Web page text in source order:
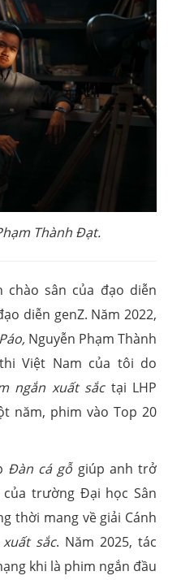
Thành Đạt.
chào sân của đạo diễn
diễn genZ. Năm 2022,
Nguyễn Phạm Thành
Việt Nam của tôi do
ngắn xuất sắctại LHP
năm, phim vào Top 20
Đàn cá gỗgiúp anh trở
trường Đại học Sân
thời mang về giải Cánh
sắc. Năm 2025, tác
khi là phim ngắn đầu